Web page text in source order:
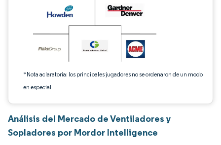
*Nota aclaratoria: los principales jugadores no se ordenaron de un modo
en especial
Análisis del Mercado de Ventiladores y
Sopladores por Mordor Intelligence